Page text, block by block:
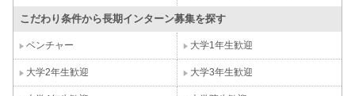
こだわり条件から長期インターン募集を探す
ベンチャー 大学1年生歓迎
大学2年生歓迎 大学3年生歓迎